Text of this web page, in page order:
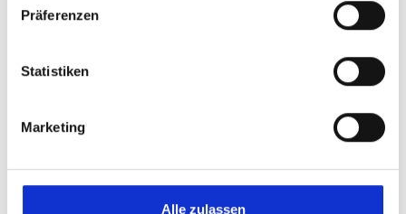
Präferenzen
Statistiken
Marketing
Alle zulassen
Datum
Drucken